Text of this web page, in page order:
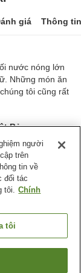
giá Thông
nước nóng lớn
Những món ăn
tôi cũng rất
Bản
người
trên
tin về
đối tác
tôi. Chính
tôi